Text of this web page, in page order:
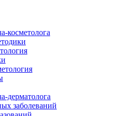
косметолога
дерматолога
заболеваний